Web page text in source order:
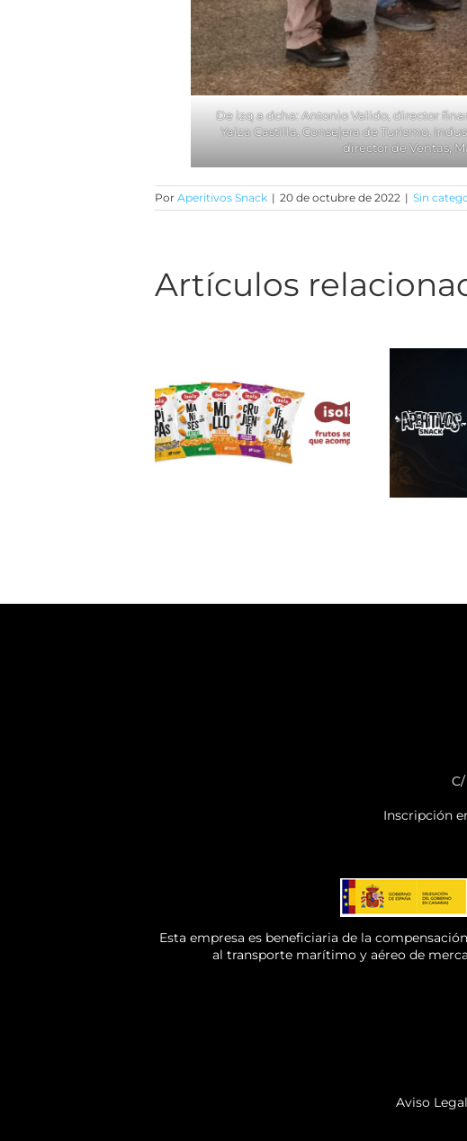
De izq a dcha: Antonio Valido, director
Yaiza Castilla, Consejera de Turismo,
director de Ventas,
Por Aperitivos Snack | 20 de octubre de 2022 | Sin
Artículos
Aperitivos Snack refuerza la
propuesta de Isola
Inscripción
Esta empresa es beneficiaria de la
al transporte marítimo y aéreo de
Aviso Legal